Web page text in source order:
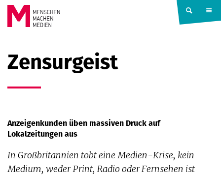
Springe zum Inhalt
MACHEN
MEDIEN
Zensurgeist
Anzeigenkunden üben massiven Druck auf
Lokalzeitungen aus
In Großbritannien tobt eine Medien-Krise, kein
Medium, weder Print, Radio oder Fernsehen ist